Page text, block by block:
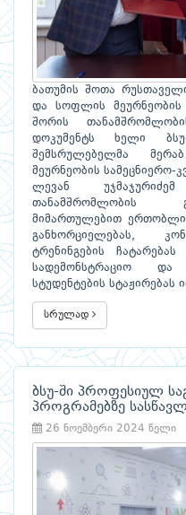
ბათუმის შოთა
და სოფლის მეურნეობის
შორის
დოკუმენტს ხელი
შემსრულებელმა
მეურნეობის სამეცნიერო-
ლევან
თანამშრომლობის
მიმართულებით
განხორციელებას,
ტრენინგების
სადემონსტრაციო
სტუდენტების სტაჟირებას
სრულად
ბსუ-ში პროფესიულ
პროგრამებზე
26 ნოემბერი 2024 წელი